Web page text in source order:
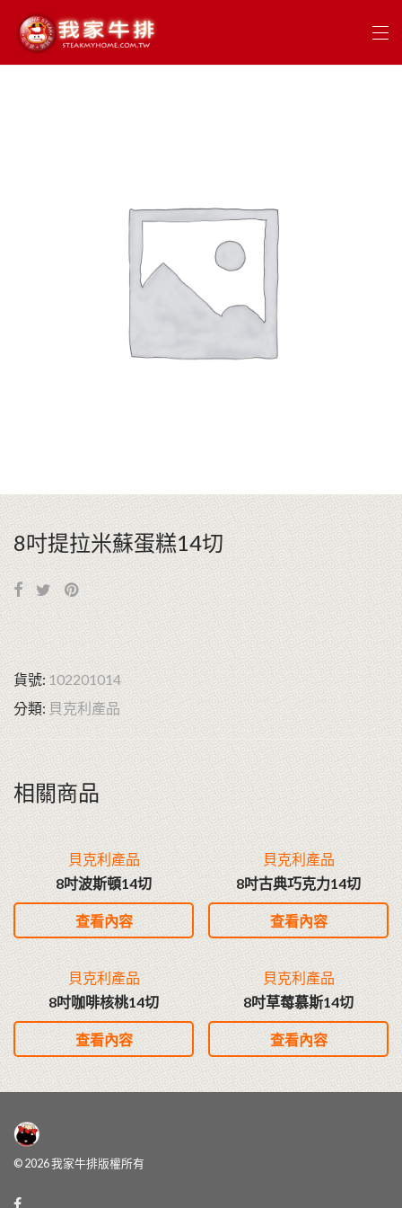
8吋提拉米蘇蛋糕14切
貨號: 102201014
分類: 貝克利產品
相關商品
貝克利產品
8吋波斯頓14切
查看內容
貝克利產品
8吋古典巧克力14切
查看內容
貝克利產品
8吋咖啡核桃14切
查看內容
貝克利產品
8吋草莓慕斯14切
查看內容
© 2026 我家牛排版權所有